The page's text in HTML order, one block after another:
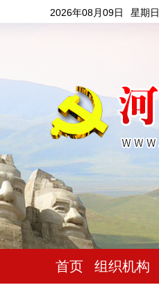
2026年08月09日 星期日
首页 组织机构